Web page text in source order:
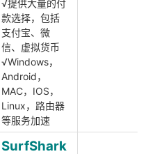
√提供大量的付
款选择，包括
支付宝、微
信、虚拟货币
√Windows，
Android，
MAC，IOS，
Linux，路由器
等服务加速
SurfShark